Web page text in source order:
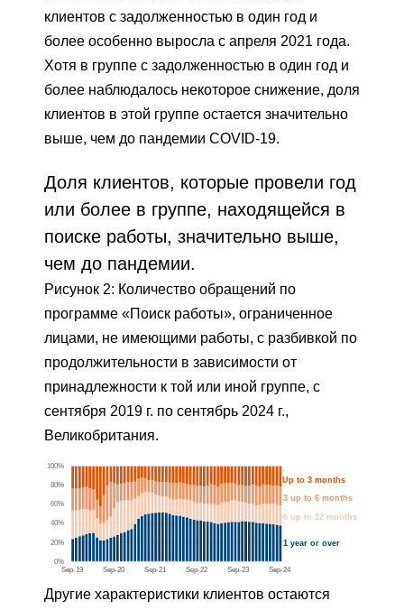
клиентов с задолженностью в один год и
более особенно выросла с апреля 2021 года.
Хотя в группе с задолженностью в один год и
более наблюдалось некоторое снижение, доля
клиентов в этой группе остается значительно
выше, чем до пандемии COVID-19.
Доля клиентов, которые провели год
или более в группе, находящейся в
поиске работы, значительно выше,
чем до пандемии.
Рисунок 2: Количество обращений по
программе «Поиск работы», ограниченное
лицами, не имеющими работы, с разбивкой по
продолжительности в зависимости от
принадлежности к той или иной группе, с
сентября 2019 г. по сентябрь 2024 г.,
Великобритания.
Другие характеристики клиентов остаются